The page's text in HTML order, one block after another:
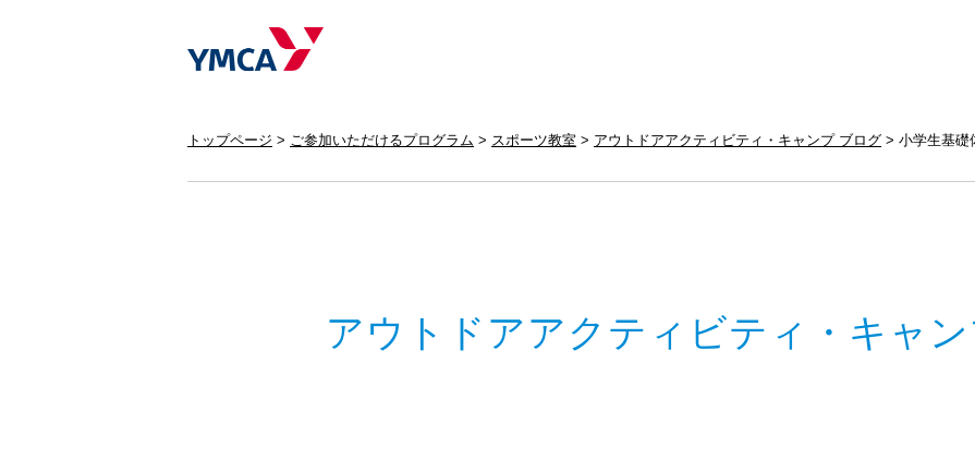
トップページ ご参加いただけるプログラム スポーツ教室 アウトドアアクティビティ・キャンプ ブログ 小学生基礎
アウトドアアクティビティ・キャ